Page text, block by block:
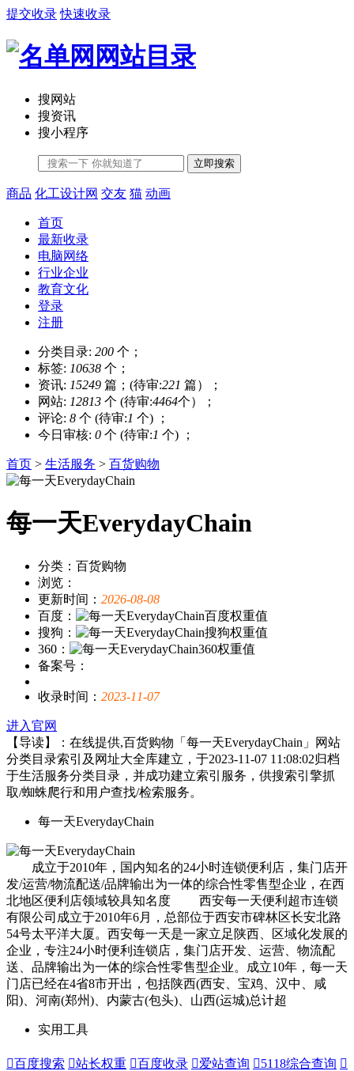
提交收录 快速收录
搜网站
搜资讯
搜小程序
立即搜索
商品 化工设计网 交友 猫 动画
首页
最新收录
电脑网络
行业企业
教育文化
登录
注册
分类目录: 200 个；
标签: 10638 个；
资讯: 15249 篇；(待审:221 篇）；
网站: 12813 个 (待审:4464个）；
评论: 8 个 (待审:1 个) ；
今日审核: 0 个 (待审:1 个) ；
首页 > 生活服务 > 百货购物
每一天EverydayChain
分类：百货购物
浏览：
更新时间： 2026-08-08
百度：
搜狗：
360：
备案号：
收录时间： 2023-11-07
进入官网
【导读】：在线提供,百货购物「每一天EverydayChain」网站
分类目录索引及网址大全库建立，于2023-11-07 11:08:02归档
于生活服务分类目录，并成功建立索引服务，供搜索引擎抓
取/蜘蛛爬行和用户查找/检索服务。
每一天EverydayChain
成立于2010年，国内知名的24小时连锁便利店，集门店开
发/运营/物流配送/品牌输出为一体的综合性零售型企业，在西
北地区便利店领域较具知名度 西安每一天便利超市连锁
有限公司成立于2010年6月，总部位于西安市碑林区长安北路
54号太平洋大厦。西安每一天是一家立足陕西、区域化发展的
企业，专注24小时便利连锁店，集门店开发、运营、物流配
送、品牌输出为一体的综合性零售型企业。成立10年，每一天
门店已经在4省8市开出，包括陕西(西安、宝鸡、汉中、咸
阳)、河南(郑州)、内蒙古(包头)、山西(运城)总计超
实用工具
百度搜索 站长权重 百度收录 爱站查询 5118综合查询 